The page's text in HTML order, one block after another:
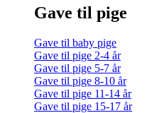
Gave til pige
Gave til baby pige
Gave til pige 2-4 år
Gave til pige 5-7 år
Gave til pige 8-10 år
Gave til pige 11-14 år
Gave til pige 15-17 år